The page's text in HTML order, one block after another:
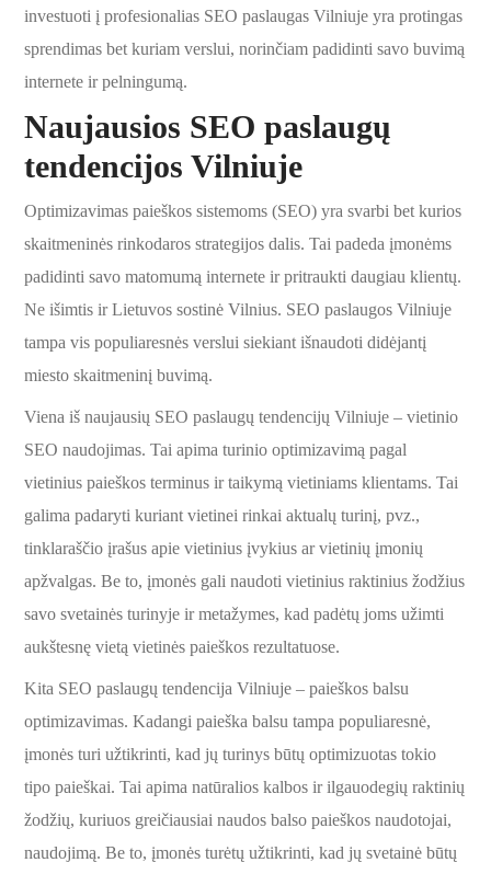
investuoti į profesionalias SEO paslaugas Vilniuje yra protingas
sprendimas bet kuriam verslui, norinčiam padidinti savo buvimą
internete ir pelningumą.
Naujausios SEO paslaugų
tendencijos Vilniuje
Optimizavimas paieškos sistemoms (SEO) yra svarbi bet kurios
skaitmeninės rinkodaros strategijos dalis. Tai padeda įmonėms
padidinti savo matomumą internete ir pritraukti daugiau klientų.
Ne išimtis ir Lietuvos sostinė Vilnius. SEO paslaugos Vilniuje
tampa vis populiaresnės verslui siekiant išnaudoti didėjantį
miesto skaitmeninį buvimą.
Viena iš naujausių SEO paslaugų tendencijų Vilniuje – vietinio
SEO naudojimas. Tai apima turinio optimizavimą pagal
vietinius paieškos terminus ir taikymą vietiniams klientams. Tai
galima padaryti kuriant vietinei rinkai aktualų turinį, pvz.,
tinklaraščio įrašus apie vietinius įvykius ar vietinių įmonių
apžvalgas. Be to, įmonės gali naudoti vietinius raktinius žodžius
savo svetainės turinyje ir metažymes, kad padėtų joms užimti
aukštesnę vietą vietinės paieškos rezultatuose.
Kita SEO paslaugų tendencija Vilniuje – paieškos balsu
optimizavimas. Kadangi paieška balsu tampa populiaresnė,
įmonės turi užtikrinti, kad jų turinys būtų optimizuotas tokio
tipo paieškai. Tai apima natūralios kalbos ir ilgauodegių raktinių
žodžių, kuriuos greičiausiai naudos balso paieškos naudotojai,
naudojimą. Be to, įmonės turėtų užtikrinti, kad jų svetainė būtų